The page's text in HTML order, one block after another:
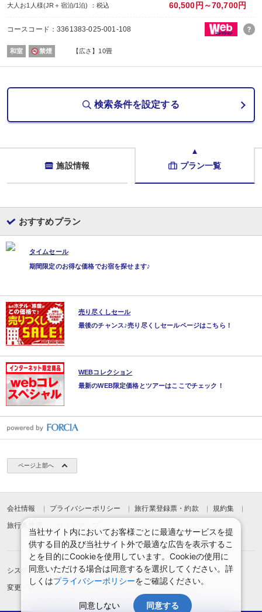
大人お1人様(JR＋宿泊/1泊) ：税込 60,500円～70,700円
コースコード：3361383-025-001-108
和室 禁煙 【広さ】10畳
検索条件を設定する
施設情報 プラン一覧
おすすめプラン
タイムセール
期間限定のお得な価格でお宿を探せます♪
売り尽くしセール
最後のチャンス♪売り尽くしセールページはこちら！
WEBコレクション
最新のWEB限定価格とツアーはここでチェック！
ページ上部へ
会社情報 プライバシーポリシー 旅行業登録票・約款 規約集
旅行条件書
システムメンテナンスのお知らせ お申込みまでの手順
変更・取消のご案内 よくある質問 予約確認・変更
当社サイト内においてお客様ごとに最適なサービスを提
供する目的及び当社サイト外で最適な広告を表示するこ
とを目的にCookieを使用しています。Cookieの使用に
同意いただける場合は同意するを選択してください。詳
しくはプライバシーポリシーをご確認ください。
同意しない 同意する